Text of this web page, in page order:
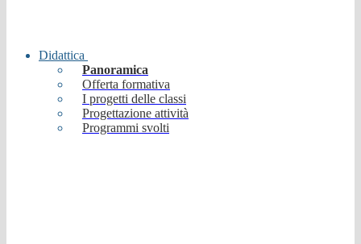
Didattica
Panoramica
Offerta formativa
I progetti delle classi
Progettazione attività
Programmi svolti